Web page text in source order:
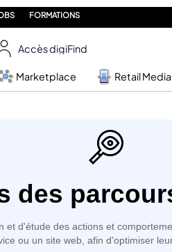
FORMATIONS
Accès digiFind
Marketplace Retail Media
des
d'étude des actions et
ou un site web, afin d'optimiser